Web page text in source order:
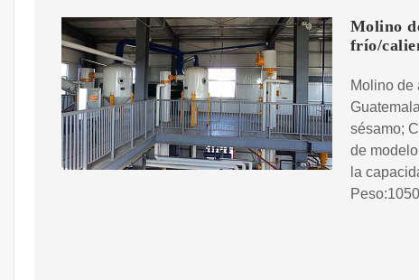
Molino
frío/
Molino de
sésamo;
de
la